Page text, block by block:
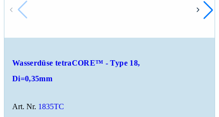
Wasserdüse tetraCORE™ - Type 18,
Di=0,35mm
Art. Nr. 1835TC